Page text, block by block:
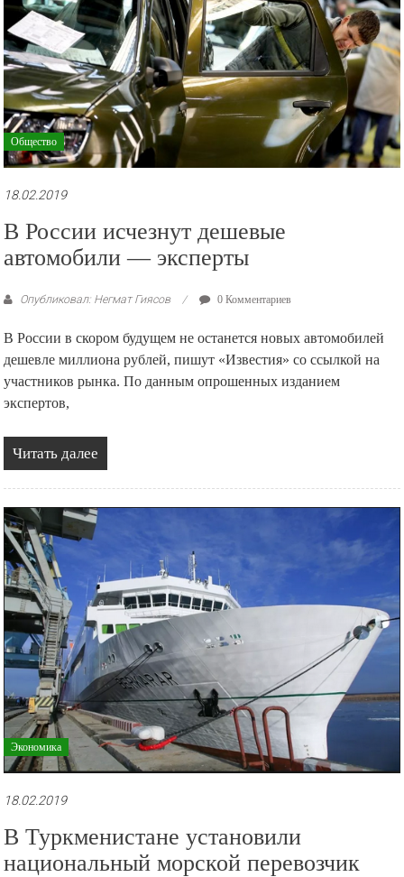
презентации.
Общество
18.02.2019
В России исчезнут дешевые
автомобили — эксперты
Опубликовал: Негмат Гиясов 0 Комментариев
В России в скором будущем не останется новых автомобилей
дешевле миллиона рублей, пишут «Известия» со ссылкой на
участников рынка. По данным опрошенных изданием
экспертов,
Читать далее
Экономика
18.02.2019
В Туркменистане установили
национальный морской перевозчик